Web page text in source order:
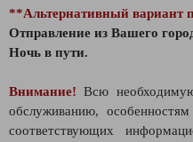
**Альтернативный вариант
Отправление из Вашего
Ночь в пути.
Внимание! Всю
обслуживанию,
соответствующих